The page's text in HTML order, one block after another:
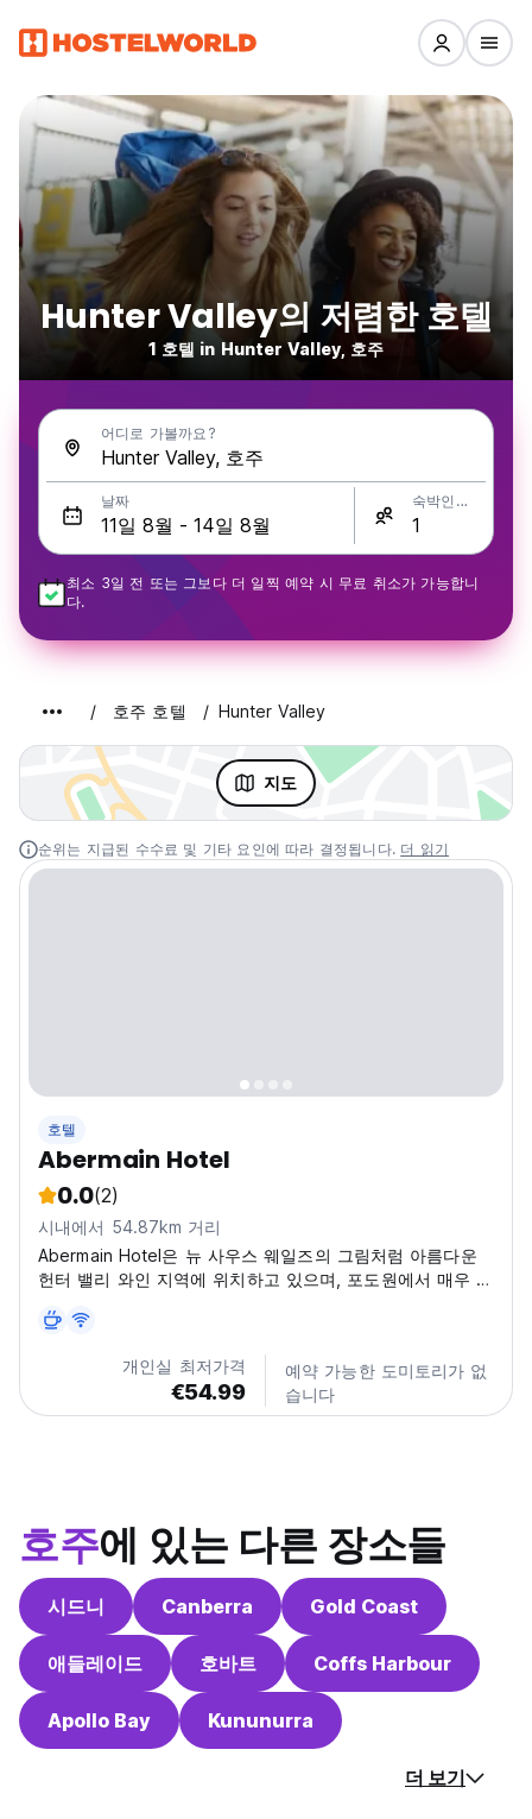
Hunter Valley의 저렴한 호텔
1 호텔 in Hunter Valley, 호주
어디로 가볼까요?
날짜 숙박인원
최소 3일 전 또는 그보다 더 일찍 예약 시 무료 취소가 가능합니
다.
호주 호텔 Hunter Valley
지도
순위는 지급된 수수료 및 기타 요인에 따라 결정됩니다. 더 읽기
호텔
Abermain Hotel
0.0(2)
시내에서 54.87km 거리
Abermain Hotel은 뉴 사우스 웨일즈의 그림처럼 아름다운
헌터 밸리 와인 지역에 위치하고 있으며, 포도원에서 매우 가
개인실 최저가격
€54.99
예약 가능한 도미토리가 없
습니다
호주에 있는 다른 장소들
시드니 Canberra Gold Coast
애들레이드 호바트 Coffs Harbour
Apollo Bay Kununurra
더 보기